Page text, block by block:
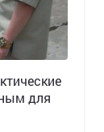
для